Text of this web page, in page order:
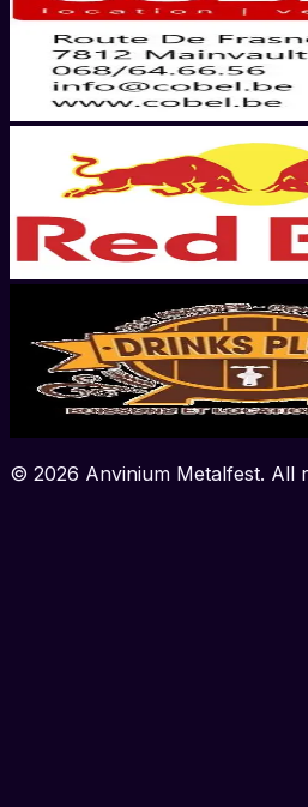
© 2026 Anvinium Metalfest. All